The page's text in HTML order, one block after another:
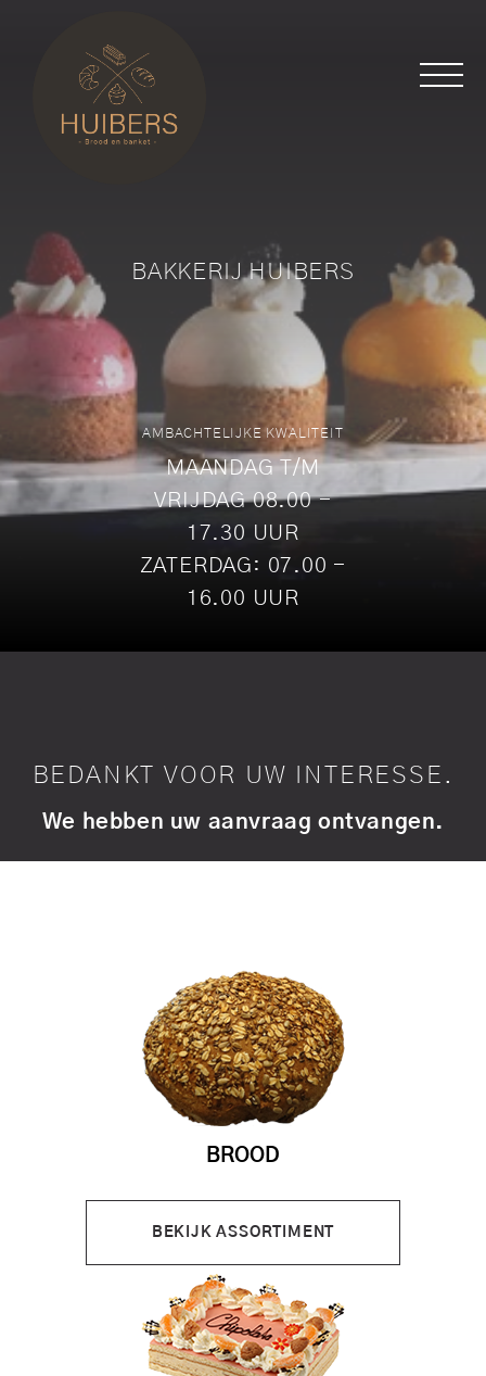
BAKKERIJ HUIBERS
AMBACHTELIJKE KWALITEIT
MAANDAG T/M
VRIJDAG 08.00 -
17.30 UUR
ZATERDAG: 07.00 -
16.00 UUR
BEDANKT VOOR UW INTERESSE.
We hebben uw aanvraag ontvangen.
BROOD
BEKIJK ASSORTIMENT